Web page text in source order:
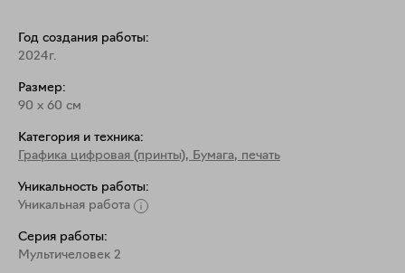
чем-то даже схожих, но при этом совершенно
разных. Тут важна лишь точка зрения на мир: меняя
как множество деталей, так и увидеть общую
Год создания работы:
2024г.
Размер:
90 x 60 см
Категория и техника:
Графика цифровая (принты), Бумага, печать
Уникальность работы:
Уникальная работа
Серия работы:
Мультичеловек 2